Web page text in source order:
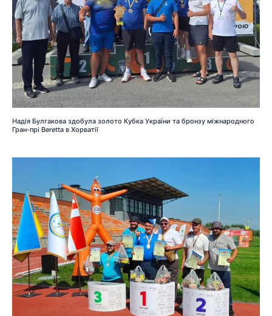
Надія Булгакова здобула золото Кубка України та бронзу міжнародного
Гран-прі Beretta в Хорватії